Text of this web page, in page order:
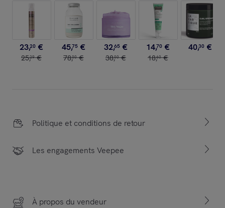
23,20 €
25,29 €
45,75 €
78,00 €
32,65 €
38,00 €
14,70 €
18,60 €
40,30 €
Politique et conditions de retour
Les engagements Veepee
À propos du vendeur